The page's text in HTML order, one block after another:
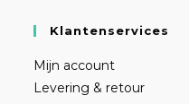
Klantenservices
Mijn account
Levering & retour